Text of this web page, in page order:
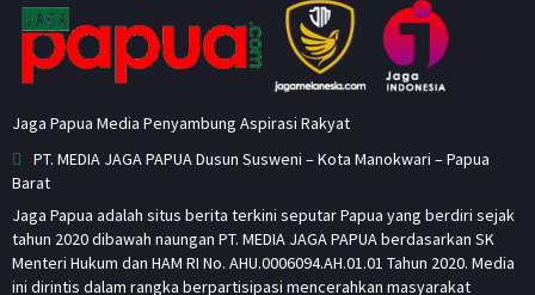
Jaga Papua Media Penyambung Aspirasi Rakyat
PT. MEDIA JAGA PAPUA Dusun Susweni – Kota Manokwari – Papua
Barat
Jaga Papua adalah situs berita terkini seputar Papua yang berdiri sejak
tahun 2020 dibawah naungan PT. MEDIA JAGA PAPUA berdasarkan SK
Menteri Hukum dan HAM RI No. AHU.0006094.AH.01.01 Tahun 2020. Media
ini dirintis dalam rangka berpartisipasi mencerahkan masyarakat